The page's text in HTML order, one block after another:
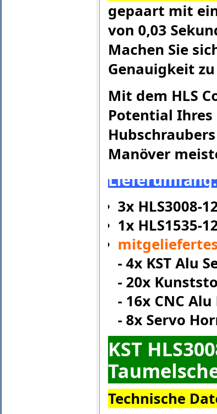
gepaart mit
von 0,03
Machen Sie
Genauigkeit
Mit dem HLS
Potential
Manöver
Lieferumfang:
3x HLS3008-
1x HLS1535-
- 4x KST Alu
- 20x
- 16x CNC
- 8x Servo
KST
Technische